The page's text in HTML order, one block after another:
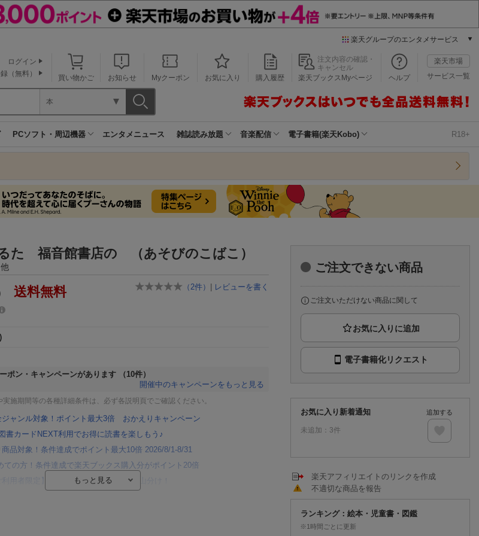
楽天グループのエンタメサービス
本/ゲーム/CD/DVD
楽天ブックス
楽天Kobo
楽天チケット
エンタメニュース
推し楽
買い物かご お知らせ Myクーポン お気に入り 購入履歴
注文内容の確認・
キャンセル
楽天ブックスMyページ
ヘルプ
楽天市場
サービス一覧
ログイン
（無料）
本
PCソフト・周辺機器 エンタメニュース 雑誌読み放題 音楽配信 電子書籍(楽天Kobo) R18+
た 福音館書店の （あそびのこばこ）
, 他
（ 2件） | レビューを書く
送料無料
ポン・キャンペーンがあります
（10件）
開催中のキャンペーンをもっと見る
施期間等の各種詳細条件は、必ず各説明頁でご確認ください。
ジャンル対象！ポイント最大3倍 おかえりキャンペーン
書カードNEXT利用でお得に読書を楽しもう♪
品対象！条件達成でポイント最大10倍 2026/8/1-8/31
ての方！条件達成で楽天ブックス購入分がポイント20倍
利用者限定】条件達成で100万ポイント山分け！
ご注文できない商品
ご注文いただけない商品に関して
電子書籍化リクエスト
お気に入り新着通知
未追加： 3件
追加する
楽天アフィリエイトのリンクを作成
不適切な商品を報告
ランキング：絵本・児童書・図鑑
※1時間ごとに更新